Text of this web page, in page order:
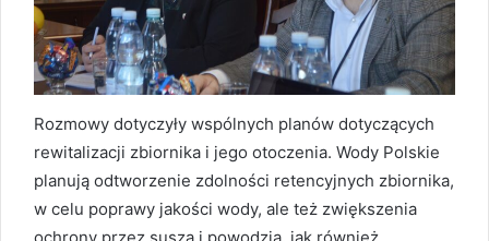
Rozmowy dotyczyły wspólnych planów dotyczących
rewitalizacji zbiornika i jego otoczenia. Wody Polskie
planują odtworzenie zdolności retencyjnych zbiornika,
w celu poprawy jakości wody, ale też zwiększenia